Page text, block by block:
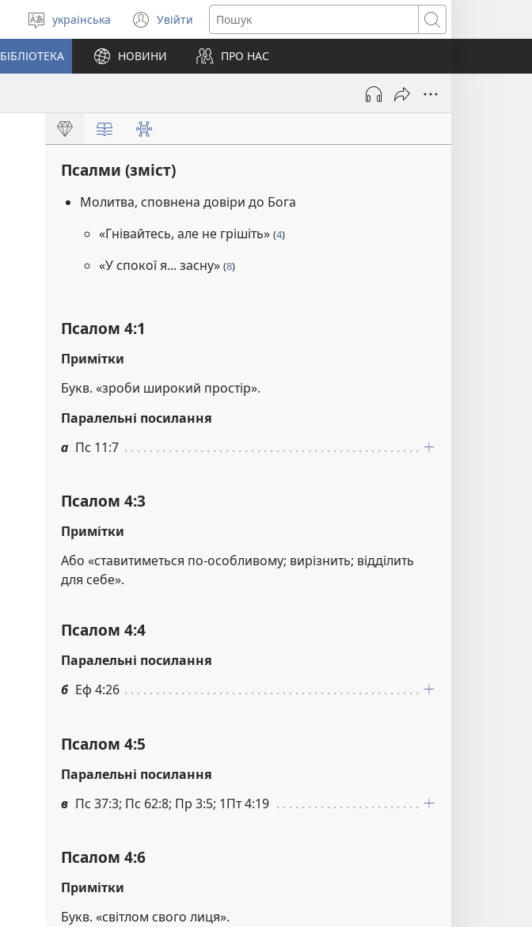
Вибрати
мову
українська Увійти
(відкривається
у
новому
вікні)
Пошук
БІБЛІОТЕКА НОВИНИ ПРО НАС
Псалми (зміст)
Молитва, сповнена довіри до Бога
«Гнівайтесь, але не грішіть» (4)
«У спокої я... засну» (8)
Псалом 4:1
Примітки
Букв. «зроби широкий простір».
Паралельні посилання
а Пс 11:7
Псалом 4:3
Примітки
Або «ставитиметься по-особливому; вирізнить; відділить
для себе».
Псалом 4:4
Паралельні посилання
б Еф 4:26
Псалом 4:5
Паралельні посилання
в Пс 37:3; Пс 62:8; Пр 3:5; 1Пт 4:19
Псалом 4:6
Примітки
Букв. «світлом свого лиця».